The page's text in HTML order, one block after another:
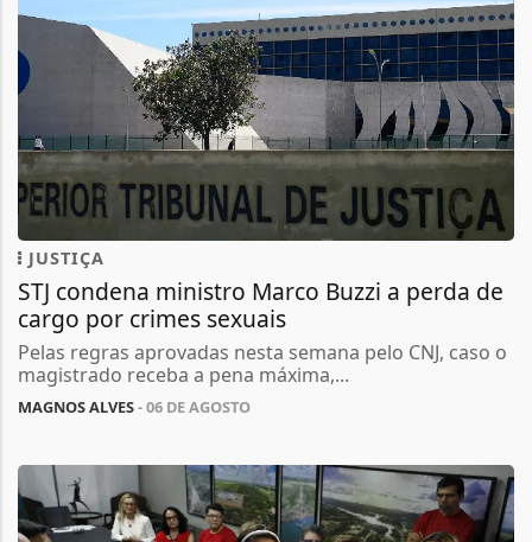
JUSTIÇA
STJ condena ministro Marco Buzzi a perda de
cargo por crimes sexuais
Pelas regras aprovadas nesta semana pelo CNJ, caso o
magistrado receba a pena máxima,...
MAGNOS ALVES- 06 DE AGOSTO